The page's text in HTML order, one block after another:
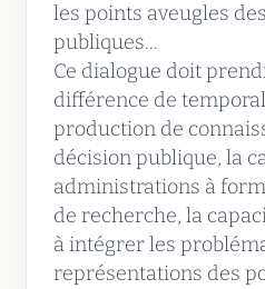
les points aveugles
publiques...
Ce dialogue doit
différence de
production de
décision publique, la
administrations à
de recherche, la
à intégrer les
représentations des